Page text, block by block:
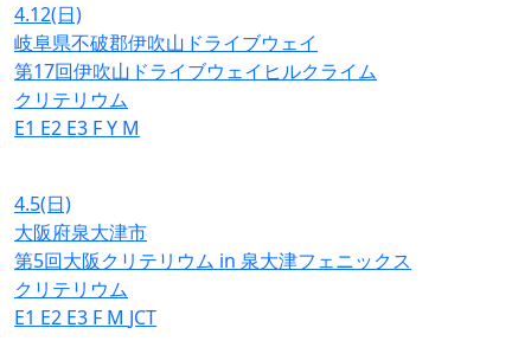
4.12(日)
岐阜県不破郡伊吹山ドライブウェイ
第17回伊吹山ドライブウェイヒルクライム
クリテリウム
E1 E2 E3 FY M
4.5(日)
大阪府泉大津市
第5回大阪クリテリウム in 泉大津フェニックス
クリテリウム
E1 E2 E3 F M JCT